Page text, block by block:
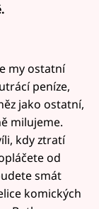
my ostatní
peníze,
jako ostatní,
milujeme.
kdy ztratí
od
smát
komických